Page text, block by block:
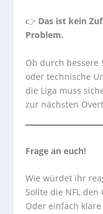
👉 Das ist kein
Problem.
Ob durch bessere
oder technische
die Liga muss
zur nächsten
Frage an euch!
Wie würdet ihr
Sollte die NFL
Oder einfach